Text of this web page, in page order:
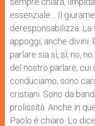
essenziale… Il
deresponsabilizza. La
appoggi, anche divini.
parlare sia sì, sì; no,
del nostro parlare,
conduciamo, sono
cristiani. Sono da
prolissità. Anche in
Paolo è chiaro. Lo